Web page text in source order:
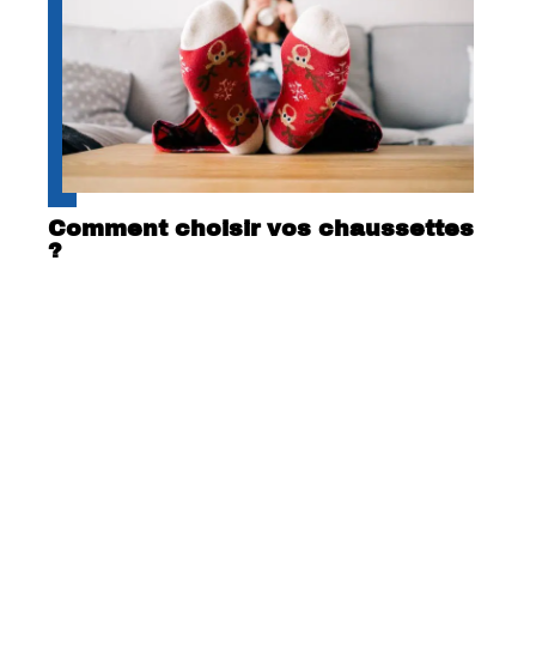
Comment choisir vos chaussettes
?